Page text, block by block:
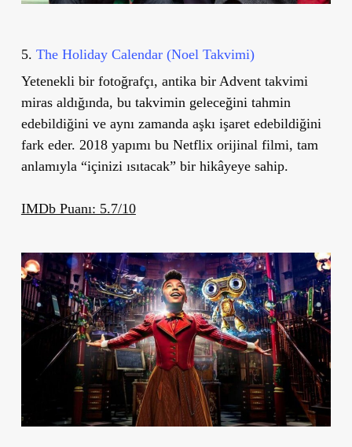
5. The Holiday Calendar (Noel Takvimi)
Yetenekli bir fotoğrafçı, antika bir Advent takvimi
miras aldığında, bu takvimin geleceğini tahmin
edebildiğini ve aynı zamanda aşkı işaret edebildiğini
fark eder. 2018 yapımı bu Netflix orijinal filmi, tam
anlamıyla “içinizi ısıtacak” bir hikâyeye sahip.
IMDb Puanı: 5.7/10